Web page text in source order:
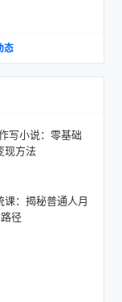
态
写小说：零基础
现方法
课：揭秘普通人月
径